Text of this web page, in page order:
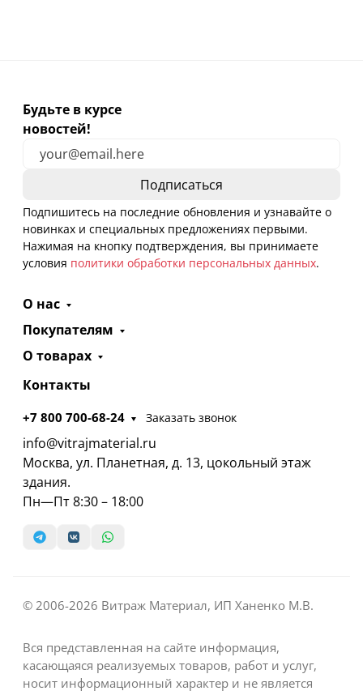
Будьте в курсе
новостей!
Подпишитесь на последние обновления и узнавайте о
новинках и специальных предложениях первыми.
Нажимая на кнопку подтверждения, вы принимаете
условия политики обработки персональных данных.
О нас
Покупателям
О товарах
Контакты
+7 800 700-68-24 Заказать звонок
info@vitrajmaterial.ru
Москва, ул. Планетная, д. 13, цокольный этаж
здания.
Пн—Пт 8:30 – 18:00
© 2006-2026 Витраж Материал, ИП Ханенко М.В.
Вся представленная на сайте информация,
касающаяся реализуемых товаров, работ и услуг,
носит информационный характер и не является